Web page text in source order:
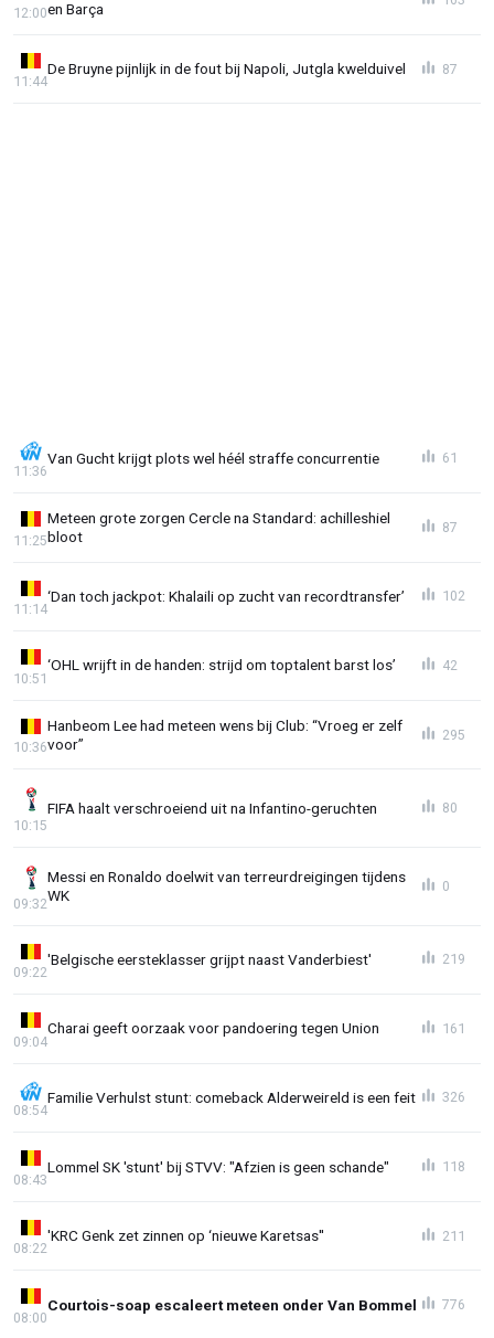
en Barça
12:00
De Bruyne pijnlijk in de fout bij Napoli, Jutgla kwelduivel
11:44
87
Van Gucht krijgt plots wel héél straffe concurrentie
11:36
61
Meteen grote zorgen Cercle na Standard: achilleshiel
bloot
11:25
87
‘Dan toch jackpot: Khalaili op zucht van recordtransfer’
11:14
102
‘OHL wrijft in de handen: strijd om toptalent barst los’
10:51
42
Hanbeom Lee had meteen wens bij Club: “Vroeg er zelf
voor”
10:36
295
FIFA haalt verschroeiend uit na Infantino-geruchten
10:15
80
Messi en Ronaldo doelwit van terreurdreigingen tijdens
WK
09:32
0
'Belgische eersteklasser grijpt naast Vanderbiest'
09:22
219
Charai geeft oorzaak voor pandoering tegen Union
09:04
161
Familie Verhulst stunt: comeback Alderweireld is een feit
08:54
326
Lommel SK 'stunt' bij STVV: "Afzien is geen schande"
08:43
118
'KRC Genk zet zinnen op ‘nieuwe Karetsas''
08:22
211
Courtois-soap escaleert meteen onder Van Bommel
08:00
776